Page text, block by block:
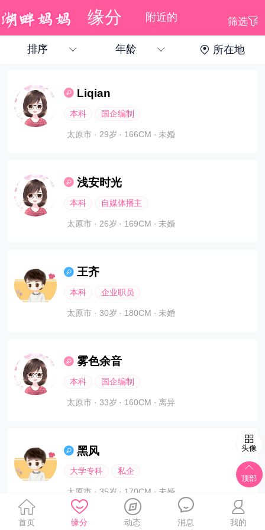
缘分 附近的 筛选
排序 年龄 所在地
下拉刷新
Liqian
本科 国企编制
太原市 · 29岁 · 166CM · 未婚
浅安时光
本科 自媒体播主
太原市 · 26岁 · 169CM · 未婚
王齐
本科 企业职员
太原市 · 30岁 · 180CM · 未婚
雾色余音
本科 国企编制
太原市 · 33岁 · 160CM · 离异
黑风
大学专科 私企
太原市 · 35岁 · 170CM · 未婚
头像
顶部
首页 缘分 动态 消息 我的